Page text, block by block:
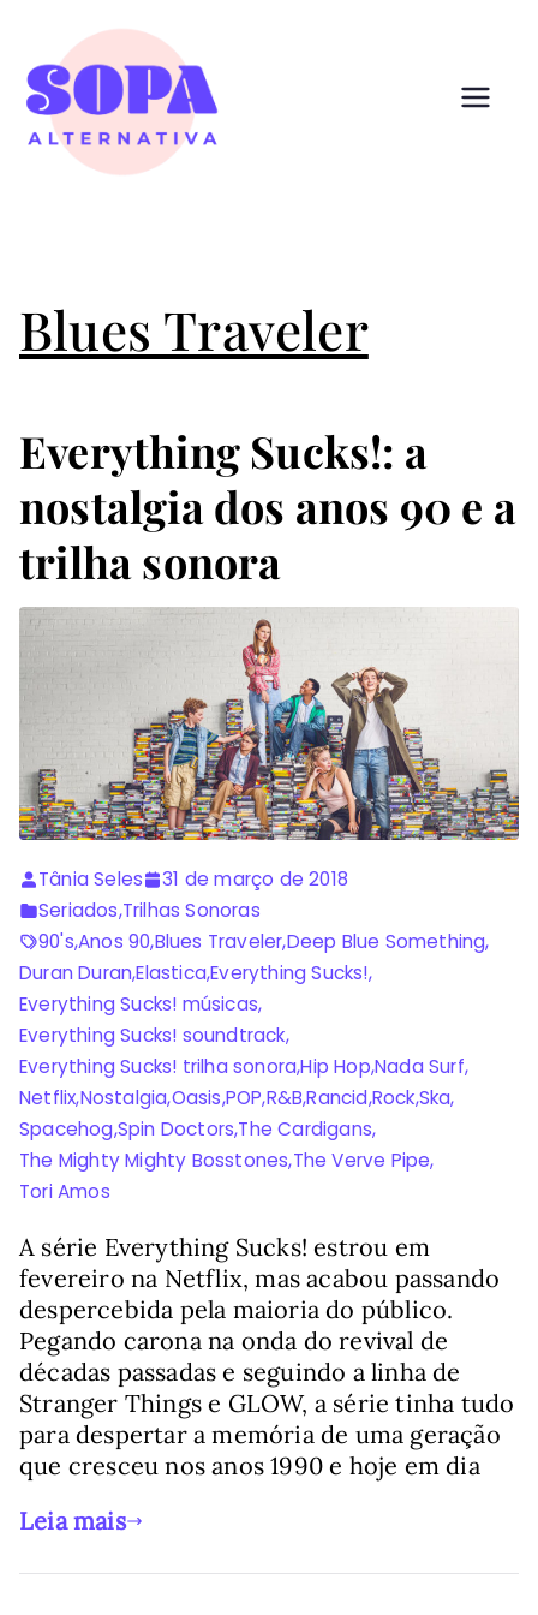
conteúdo
Blues Traveler
Everything Sucks!: a
nostalgia dos anos 90 e a
trilha sonora
Tânia Seles
31 de março de 2018
Seriados,Trilhas Sonoras
90's,Anos 90,Blues Traveler,Deep Blue Something,
Duran Duran,Elastica,Everything Sucks!,
Everything Sucks! músicas,
Everything Sucks! soundtrack,
Everything Sucks! trilha sonora,Hip Hop,Nada Surf,
Netflix,Nostalgia,Oasis,POP,R&B,Rancid,Rock,Ska,
Spacehog,Spin Doctors,The Cardigans,
The Mighty Mighty Bosstones,The Verve Pipe,
Tori Amos
A série Everything Sucks! estrou em
fevereiro na Netflix, mas acabou passando
despercebida pela maioria do público.
Pegando carona na onda do revival de
décadas passadas e seguindo a linha de
Stranger Things e GLOW, a série tinha tudo
para despertar a memória de uma geração
que cresceu nos anos 1990 e hoje em dia
Leia mais